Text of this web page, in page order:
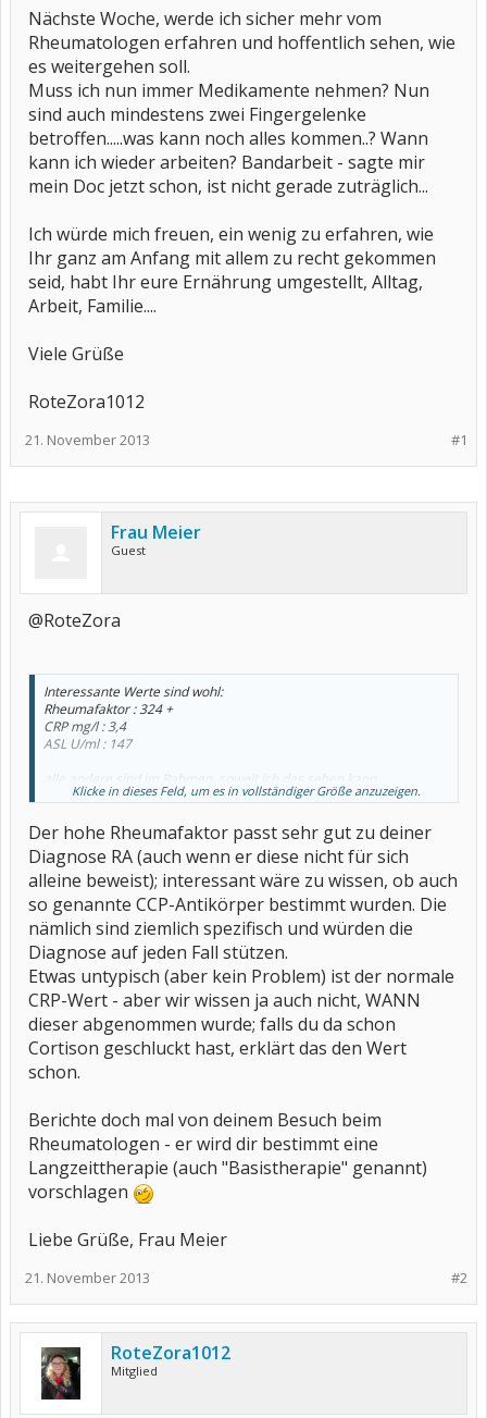
Nächste Woche, werde ich sicher mehr vom
Rheumatologen erfahren und hoffentlich sehen, wie
es weitergehen soll.
Muss ich nun immer Medikamente nehmen? Nun
sind auch mindestens zwei Fingergelenke
betroffen.....was kann noch alles kommen..? Wann
kann ich wieder arbeiten? Bandarbeit - sagte mir
mein Doc jetzt schon, ist nicht gerade zuträglich...
Ich würde mich freuen, ein wenig zu erfahren, wie
Ihr ganz am Anfang mit allem zu recht gekommen
seid, habt Ihr eure Ernährung umgestellt, Alltag,
Arbeit, Familie....
Viele Grüße
RoteZora1012
#1
21. November 2013
Frau Meier
Guest
@RoteZora
Interessante Werte sind wohl:
Rheumafaktor : 324 +
CRP mg/l : 3,4
ASL U/ml : 147
alle andere sind im Rahmen, soweit ich das sehen kann....
alles andere recht normal ist...
Klicke in dieses Feld, um es in vollständiger Größe anzuzeigen.
Der hohe Rheumafaktor passt sehr gut zu deiner
Diagnose RA (auch wenn er diese nicht für sich
alleine beweist); interessant wäre zu wissen, ob auch
so genannte CCP-Antikörper bestimmt wurden. Die
nämlich sind ziemlich spezifisch und würden die
Diagnose auf jeden Fall stützen.
Etwas untypisch (aber kein Problem) ist der normale
CRP-Wert - aber wir wissen ja auch nicht, WANN
dieser abgenommen wurde; falls du da schon
Cortison geschluckt hast, erklärt das den Wert
schon.
Berichte doch mal von deinem Besuch beim
Rheumatologen - er wird dir bestimmt eine
Langzeittherapie (auch "Basistherapie" genannt)
vorschlagen
Liebe Grüße, Frau Meier
#2
21. November 2013
RoteZora1012
Mitglied